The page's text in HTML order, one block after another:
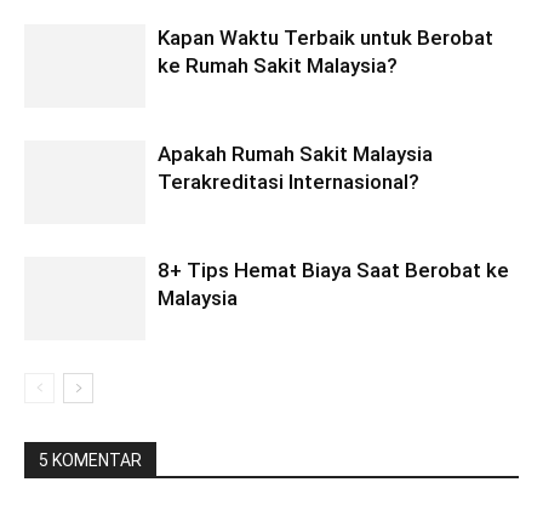
Kapan Waktu Terbaik untuk Berobat
ke Rumah Sakit Malaysia?
Apakah Rumah Sakit Malaysia
Terakreditasi Internasional?
8+ Tips Hemat Biaya Saat Berobat ke
Malaysia
5 KOMENTAR